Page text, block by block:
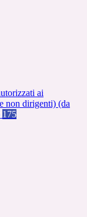
ai
non dirigenti) (da
175